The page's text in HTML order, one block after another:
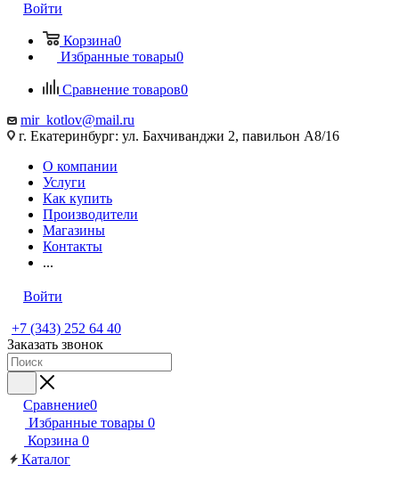
Войти
Корзина0
Избранные товары0
Сравнение товаров0
mir_kotlov@mail.ru
г. Екатеринбург: ул. Бахчиванджи 2, павильон А8/16
О компании
Услуги
Как купить
Производители
Магазины
Контакты
...
Войти
+7 (343) 252 64 40
Заказать звонок
Сравнение0
Избранные товары 0
Корзина 0
Каталог